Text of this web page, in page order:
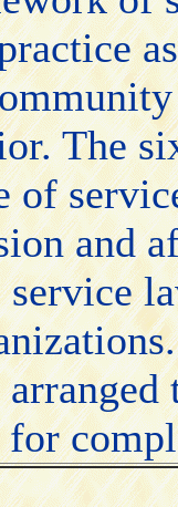
The
of
and
service